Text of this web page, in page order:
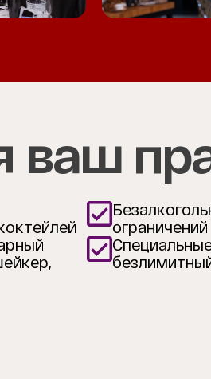
ваш
ограничений